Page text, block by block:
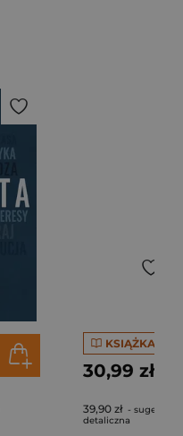
KSIĄŻKA
30,99 zł
39,90 zł -
detaliczna